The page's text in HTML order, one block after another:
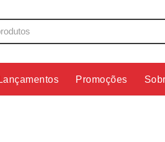
Lançamentos Promoções